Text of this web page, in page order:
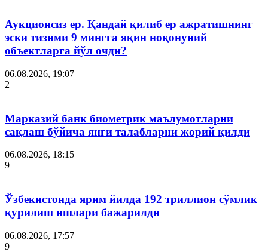
Аукционсиз ер. Қандай қилиб ер ажратишнинг
эски тизими 9 мингга яқин ноқонуний
объектларга йўл очди?
06.08.2026, 19:07
2
Марказий банк биометрик маълумотларни
сақлаш бўйича янги талабларни жорий қилди
06.08.2026, 18:15
9
Ўзбекистонда ярим йилда 192 триллион сўмлик
қурилиш ишлари бажарилди
06.08.2026, 17:57
9